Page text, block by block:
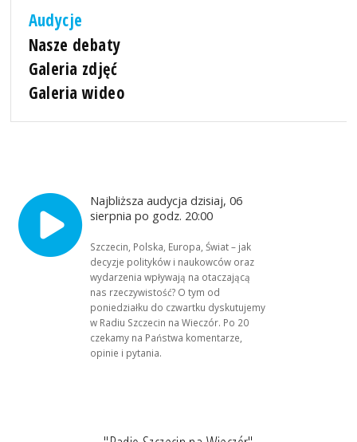
Audycje
Nasze debaty
Galeria zdjęć
Galeria wideo
Najbliższa audycja dzisiaj, 06
sierpnia po godz. 20:00
Szczecin, Polska, Europa, Świat – jak
decyzje polityków i naukowców oraz
wydarzenia wpływają na otaczającą
nas rzeczywistość? O tym od
poniedziałku do czwartku dyskutujemy
w Radiu Szczecin na Wieczór. Po 20
czekamy na Państwa komentarze,
opinie i pytania.